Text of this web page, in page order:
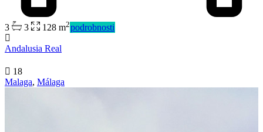
3 3 128 m2podrobnosti
Andalusia Real
18
Malaga, Málaga